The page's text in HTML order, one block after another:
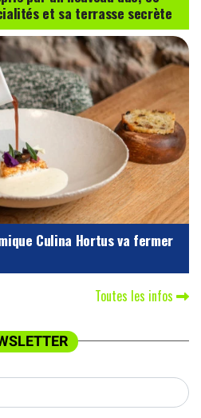
et sa terrasse secrète
Culina Hortus va fermer
Toutes les infos